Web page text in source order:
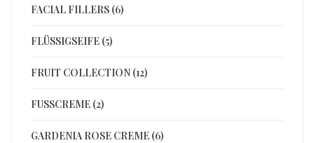
FACIAL FILLERS (6)
FLÜSSIGSEIFE (5)
FRUIT COLLECTION (12)
FUSSCREME (2)
GARDENIA ROSE CREME (6)